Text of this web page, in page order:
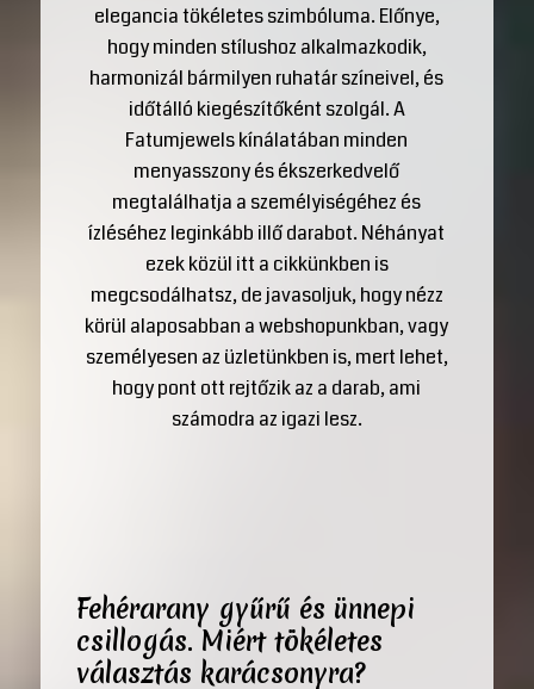
elegancia tökéletes szimbóluma. Előnye,
hogy minden stílushoz alkalmazkodik,
harmonizál bármilyen ruhatár színeivel, és
időtálló kiegészítőként szolgál. A
Fatumjewels kínálatában minden
menyasszony és ékszerkedvelő
megtalálhatja a személyiségéhez és
ízléséhez leginkább illő darabot. Néhányat
ezek közül itt a cikkünkben is
megcsodálhatsz, de javasoljuk, hogy nézz
körül alaposabban a webshopunkban, vagy
személyesen az üzletünkben is, mert lehet,
hogy pont ott rejtőzik az a darab, ami
számodra az igazi lesz.
Fehérarany gyűrű és ünnepi
csillogás. Miért tökéletes
választás karácsonyra?